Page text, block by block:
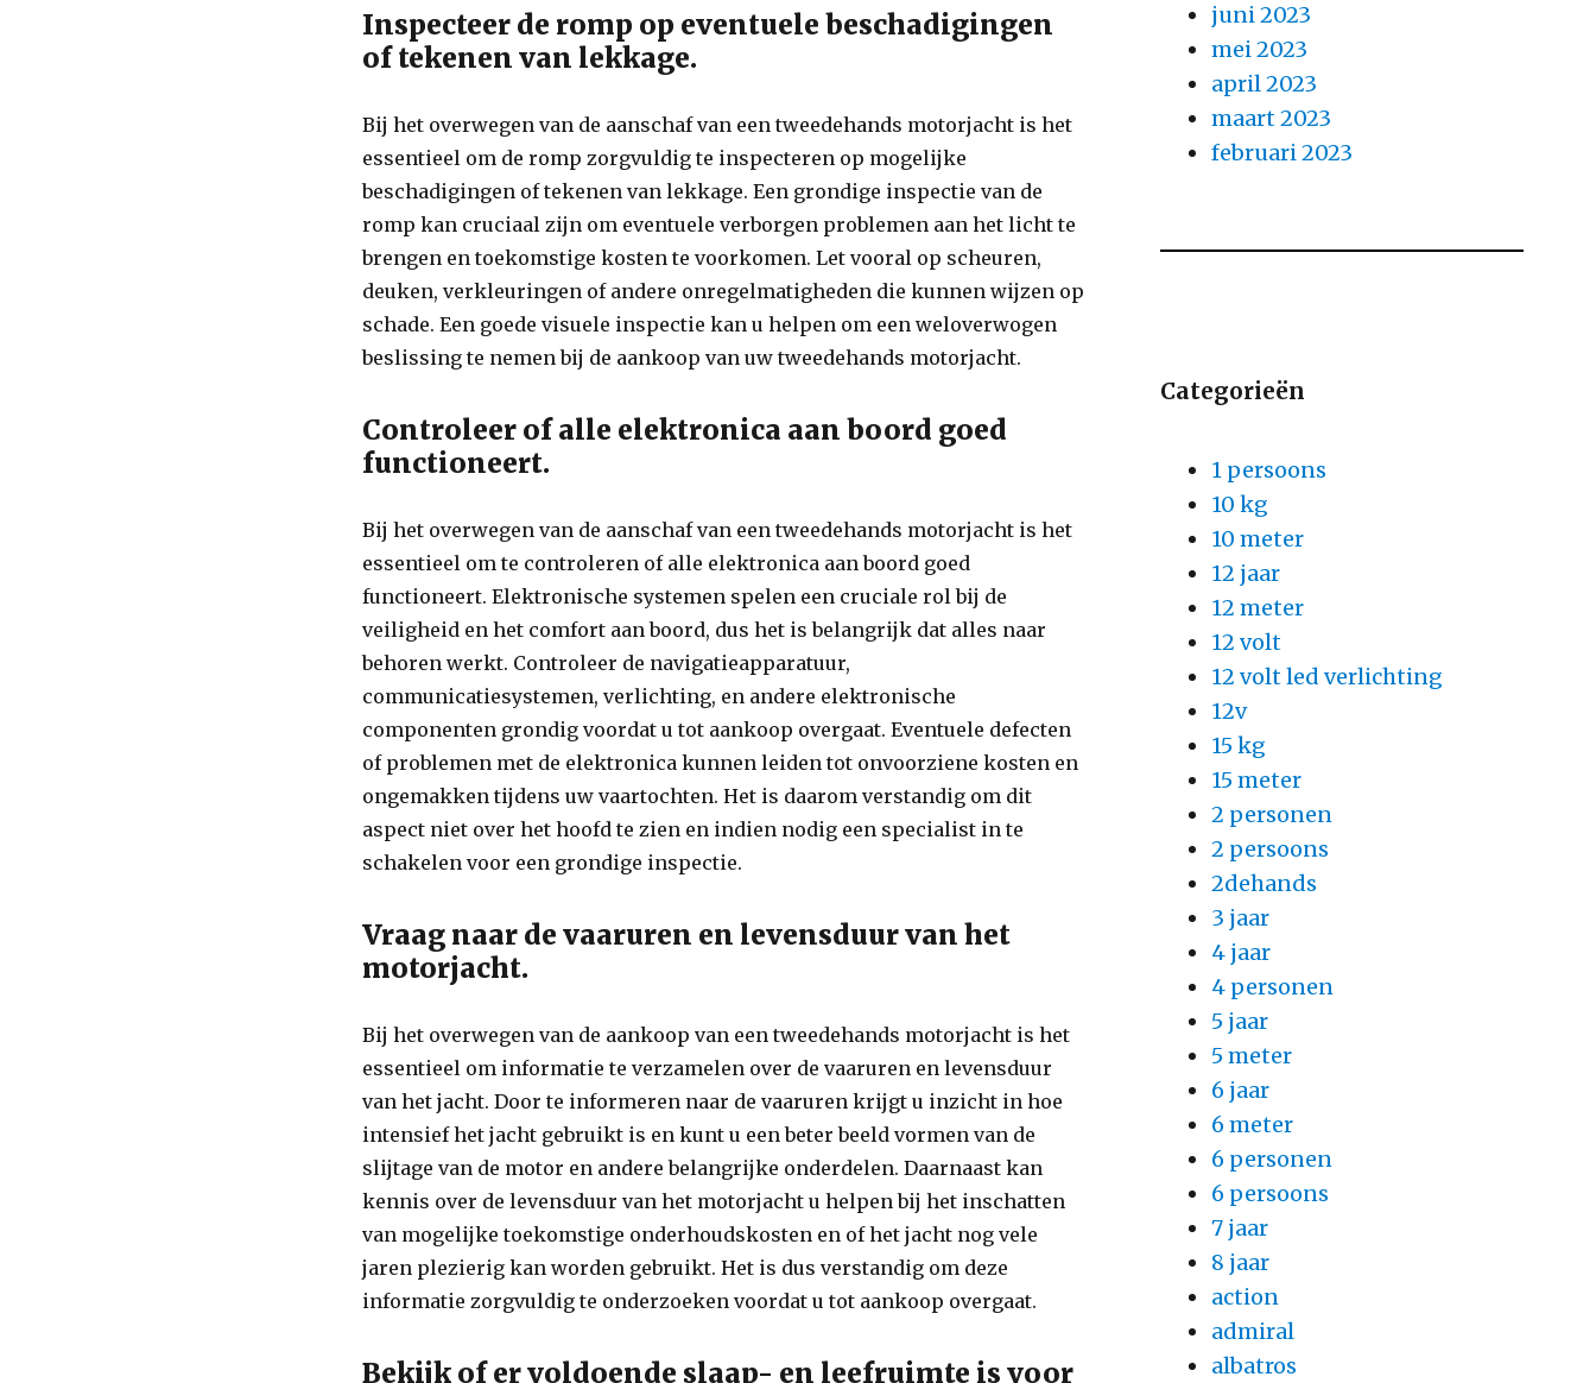
Inspecteer de romp op eventuele beschadigingen
of tekenen van lekkage.
Bij het overwegen van de aanschaf van een tweedehands motorjacht is het
essentieel om de romp zorgvuldig te inspecteren op mogelijke
beschadigingen of tekenen van lekkage. Een grondige inspectie van de
romp kan cruciaal zijn om eventuele verborgen problemen aan het licht te
brengen en toekomstige kosten te voorkomen. Let vooral op scheuren,
deuken, verkleuringen of andere onregelmatigheden die kunnen wijzen op
schade. Een goede visuele inspectie kan u helpen om een weloverwogen
beslissing te nemen bij de aankoop van uw tweedehands motorjacht.
Controleer of alle elektronica aan boord goed
functioneert.
Bij het overwegen van de aanschaf van een tweedehands motorjacht is het
essentieel om te controleren of alle elektronica aan boord goed
functioneert. Elektronische systemen spelen een cruciale rol bij de
veiligheid en het comfort aan boord, dus het is belangrijk dat alles naar
behoren werkt. Controleer de navigatieapparatuur,
communicatiesystemen, verlichting, en andere elektronische
componenten grondig voordat u tot aankoop overgaat. Eventuele defecten
of problemen met de elektronica kunnen leiden tot onvoorziene kosten en
ongemakken tijdens uw vaartochten. Het is daarom verstandig om dit
aspect niet over het hoofd te zien en indien nodig een specialist in te
schakelen voor een grondige inspectie.
Vraag naar de vaaruren en levensduur van het
motorjacht.
Bij het overwegen van de aankoop van een tweedehands motorjacht is het
essentieel om informatie te verzamelen over de vaaruren en levensduur
van het jacht. Door te informeren naar de vaaruren krijgt u inzicht in hoe
intensief het jacht gebruikt is en kunt u een beter beeld vormen van de
slijtage van de motor en andere belangrijke onderdelen. Daarnaast kan
kennis over de levensduur van het motorjacht u helpen bij het inschatten
van mogelijke toekomstige onderhoudskosten en of het jacht nog vele
jaren plezierig kan worden gebruikt. Het is dus verstandig om deze
informatie zorgvuldig te onderzoeken voordat u tot aankoop overgaat.
Bekijk of er voldoende slaap- en leefruimte is voor
juni 2023
mei 2023
april 2023
maart 2023
februari 2023
Categorieën
1 persoons
10 kg
10 meter
12 jaar
12 meter
12 volt
12 volt led verlichting
12v
15 kg
15 meter
2 personen
2 persoons
2dehands
3 jaar
4 jaar
4 personen
5 jaar
5 meter
6 jaar
6 meter
6 personen
6 persoons
7 jaar
8 jaar
action
admiral
albatros